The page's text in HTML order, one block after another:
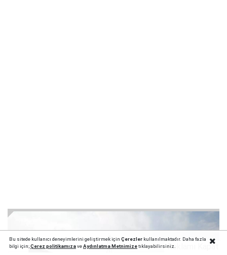
Bu sitede kullanıcı deneyimlerini geliştirmek için Çerezlerkullanılmaktadır. Daha fazla
bilgi için;Çerez politikamızaveAydınlatma Metnimizetıklayabilirsiniz.Reklamı Kapat